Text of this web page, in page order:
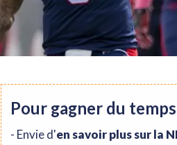
Pour gagner du temps
- Envie d'en savoir plus sur la